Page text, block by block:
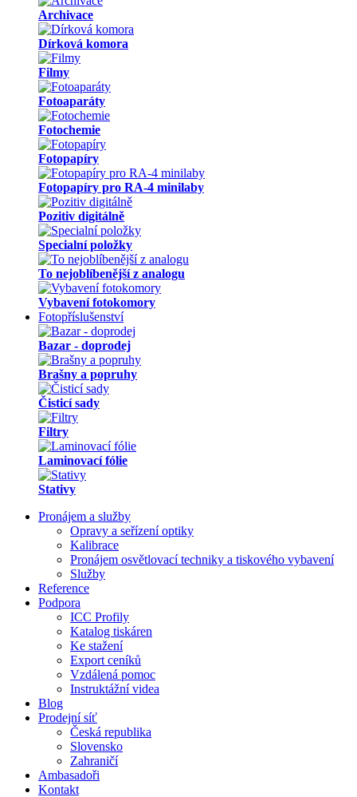
Archivace
Dírková komora
Filmy
Fotoaparáty
Fotochemie
Fotopapíry
Fotopapíry pro RA-4 minilaby
Pozitiv digitálně
Specialní položky
To nejoblíbenější z analogu
Vybavení fotokomory
Fotopříslušenství
Bazar - doprodej
Brašny a popruhy
Čisticí sady
Filtry
Laminovací fólie
Stativy
Pronájem a služby
Opravy a seřízení optiky
Kalibrace
Pronájem osvětlovací techniky a tiskového vybavení
Služby
Reference
Podpora
ICC Profily
Katalog tiskáren
Ke stažení
Export ceníků
Vzdálená pomoc
Instruktážní videa
Blog
Prodejní síť
Česká republika
Slovensko
Zahraničí
Ambasadoři
Kontakt